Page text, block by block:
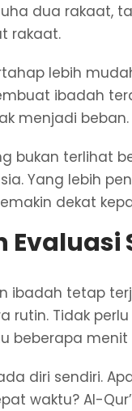
dua rakaat,
rakaat.
lebih
ibadah
menjadi beban.
bukan terlihat
Yang lebih
dekat
Evaluasi
ibadah tetap
rutin. Tidak
beberapa menit
diri sendiri.
waktu? Al-